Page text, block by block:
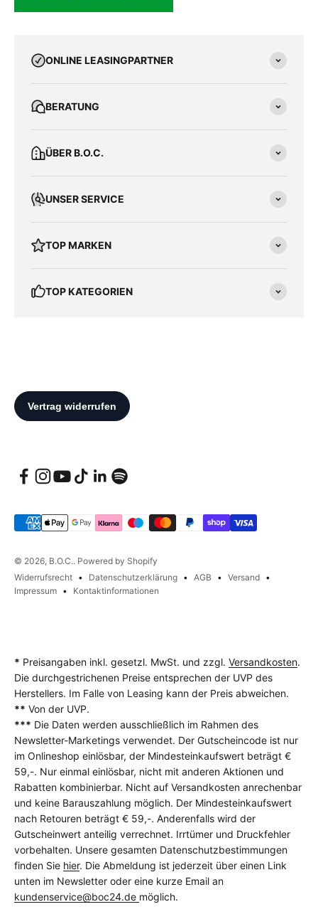
ONLINE LEASINGPARTNER
BERATUNG
ÜBER B.O.C.
UNSER SERVICE
TOP MARKEN
TOP KATEGORIEN
© 2026, B.O.C.. Powered by Shopify
Widerrufsrecht
Datenschutzerklärung AGB
Versand
Impressum
Kontaktinformationen
* Preisangaben inkl. gesetzl. MwSt. und zzgl. Versandkosten.
Die durchgestrichenen Preise entsprechen der UVP des
Herstellers. Im Falle von Leasing kann der Preis abweichen.
** Von der UVP.
*** Die Daten werden ausschließlich im Rahmen des
Newsletter-Marketings verwendet. Der Gutscheincode ist nur
im Onlineshop einlösbar, der Mindesteinkaufswert beträgt €
59,-. Nur einmal einlösbar, nicht mit anderen Aktionen und
Rabatten kombinierbar. Nicht auf Versandkosten anrechenbar
und keine Barauszahlung möglich. Der Mindesteinkaufswert
nach Retouren beträgt € 59,-. Anderenfalls wird der
Gutscheinwert anteilig verrechnet. Irrtümer und Druckfehler
vorbehalten. Unsere gesamten Datenschutzbestimmungen
finden Sie hier. Die Abmeldung ist jederzeit über einen Link
unten im Newsletter oder eine kurze Email an
kundenservice@boc24.de möglich.